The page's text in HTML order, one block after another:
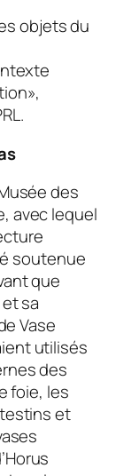
objets du
des
avec lequel
soutenue
que
sa
Vase
utilisés
des
foie, les
et